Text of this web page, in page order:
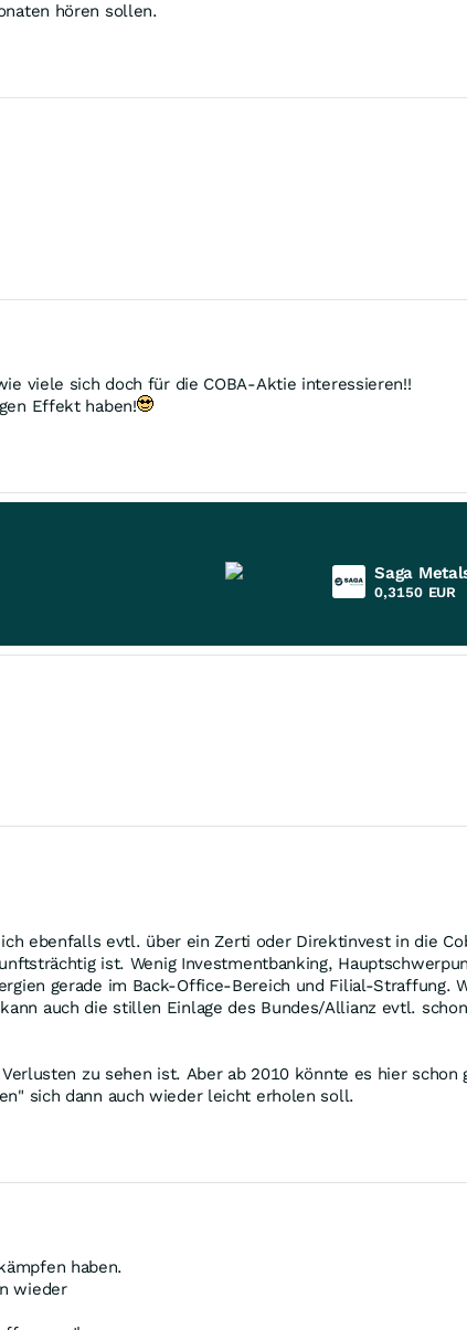
hören sollen.
viele sich doch für die COBA-Aktie interessieren!!
Effekt haben!
Saga
0,3150 EUR
ebenfalls evtl. über ein Zerti oder Direktinvest in die
ist. Wenig Investmentbanking,
gerade im Back-Office-Bereich und Filial-Straffung.
auch die stillen Einlage des Bundes/Allianz evtl.
zu sehen ist. Aber ab 2010 könnte es hier
sich dann auch wieder leicht erholen soll.
haben.
wieder